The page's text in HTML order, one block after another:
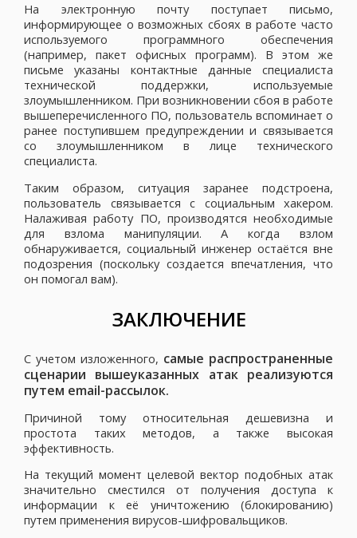
На электронную почту поступает письмо,
информирующее о возможных сбоях в работе часто
используемого программного обеспечения
(например, пакет офисных программ). В этом же
письме указаны контактные данные специалиста
технической поддержки, используемые
злоумышленником. При возникновении сбоя в работе
вышеперечисленного ПО, пользователь вспоминает о
ранее поступившем предупреждении и связывается
со злоумышленником в лице технического
специалиста.
Таким образом, ситуация заранее подстроена,
пользователь связывается с социальным хакером.
Налаживая работу ПО, производятся необходимые
для взлома манипуляции. А когда взлом
обнаруживается, социальный инженер остаётся вне
подозрения (поскольку создается впечатления, что
он помогал вам).
ЗАКЛЮЧЕНИЕ
С учетом изложенного, самые распространенные
сценарии вышеуказанных атак реализуются
путем email-рассылок.
Причиной тому относительная дешевизна и
простота таких методов, а также высокая
эффективность.
На текущий момент целевой вектор подобных атак
значительно сместился от получения доступа к
информации к её уничтожению (блокированию)
путем применения вирусов-шифровальщиков.